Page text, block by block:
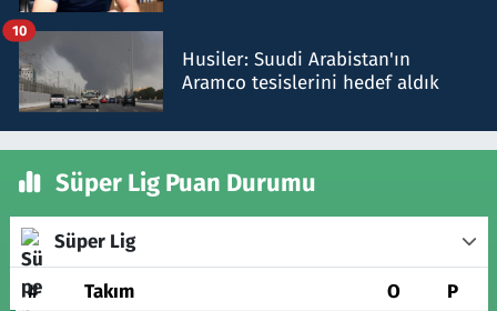
Husiler: Suudi Arabistan'ın
Aramco tesislerini hedef aldık
10
Süper Lig Puan Durumu
Süper Lig
# Takım O P